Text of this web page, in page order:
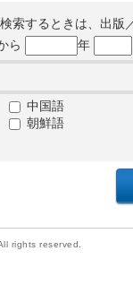
索するときは、出版
ら 年
中国語
朝鮮語
rights reserved.